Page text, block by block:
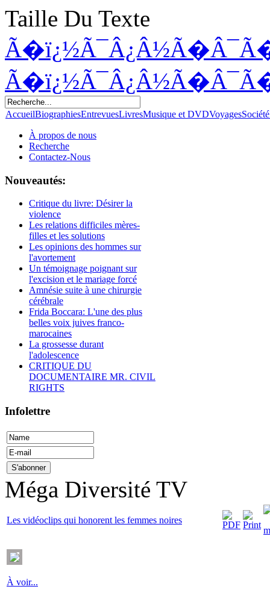
Taille Du Texte
AccueilBiographiesEntrevuesLivresMusique et DVDVoyagesSociété
À propos de nous
Recherche
Contactez-Nous
Nouveautés:
Critique du livre: Désirer la
violence
Les relations difficiles mères-
filles et les solutions
Les opinions des hommes sur
l'avortement
Un témoignage poignant sur
l'excision et le mariage forcé
Amnésie suite à une chirurgie
cérébrale
Frida Boccara: L'une des plus
belles voix juives franco-
marocaines
La grossesse durant
l'adolescence
CRITIQUE DU
DOCUMENTAIRE MR. CIVIL
RIGHTS
Infolettre
Méga Diversité TV
Les vidéoclips qui honorent les femmes noires
À voir...